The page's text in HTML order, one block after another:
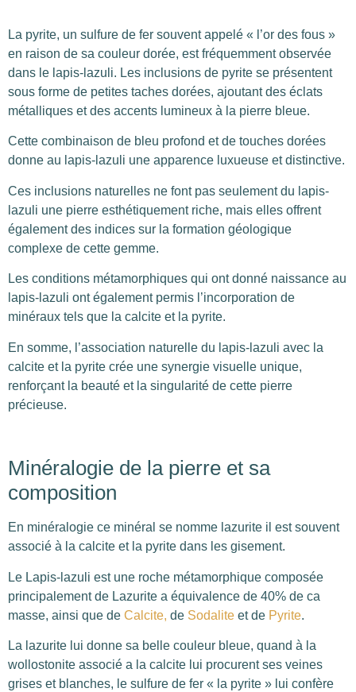
La pyrite, un sulfure de fer souvent appelé « l’or des fous »
en raison de sa couleur dorée, est fréquemment observée
dans le lapis-lazuli. Les inclusions de pyrite se présentent
sous forme de petites taches dorées, ajoutant des éclats
métalliques et des accents lumineux à la pierre bleue.
Cette combinaison de bleu profond et de touches dorées
donne au lapis-lazuli une apparence luxueuse et distinctive.
Ces inclusions naturelles ne font pas seulement du lapis-
lazuli une pierre esthétiquement riche, mais elles offrent
également des indices sur la formation géologique
complexe de cette gemme.
Les conditions métamorphiques qui ont donné naissance au
lapis-lazuli ont également permis l’incorporation de
minéraux tels que la calcite et la pyrite.
En somme, l’association naturelle du lapis-lazuli avec la
calcite et la pyrite crée une synergie visuelle unique,
renforçant la beauté et la singularité de cette pierre
précieuse.
Minéralogie de la pierre et sa
composition
En minéralogie ce minéral se nomme lazurite il est souvent
associé à la calcite et la pyrite dans les gisement.
Le Lapis-lazuli est une roche métamorphique composée
principalement de Lazurite a équivalence de 40% de ca
masse, ainsi que de Calcite, de Sodalite et de Pyrite.
La lazurite lui donne sa belle couleur bleue, quand à la
wollostonite associé a la calcite lui procurent ses veines
grises et blanches, le sulfure de fer « la pyrite » lui confère